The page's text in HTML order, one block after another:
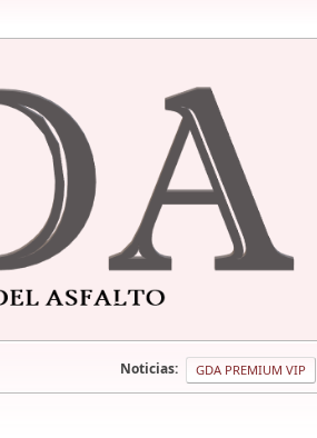
Noticias: GDA PREMIUM VIP